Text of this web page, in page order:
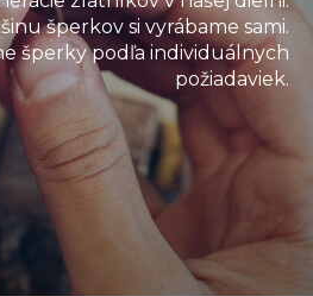
šperkov si vyrábame sami.
šperky podľa individuálnych
požiadaviek.